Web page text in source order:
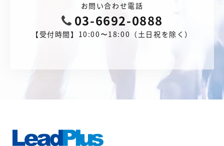
お問い合わせ電話
03-6692-0888
【受付時間】10:00〜18:00（土日祝を除く）